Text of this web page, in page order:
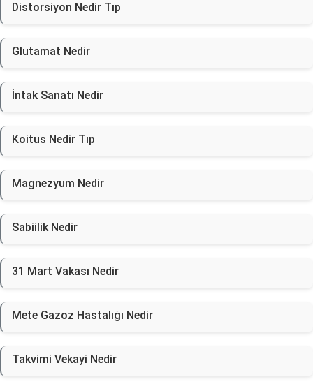
Distorsiyon Nedir Tıp
Glutamat Nedir
İntak Sanatı Nedir
Koitus Nedir Tıp
Magnezyum Nedir
Sabiilik Nedir
31 Mart Vakası Nedir
Mete Gazoz Hastalığı Nedir
Takvimi Vekayi Nedir